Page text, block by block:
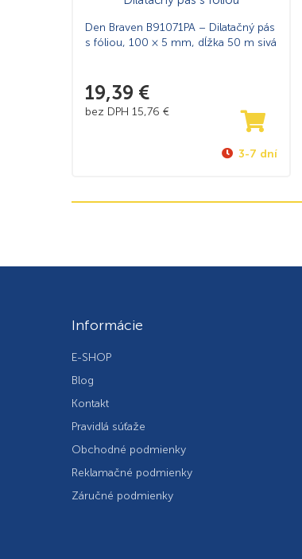
Den Braven B91071PA – Dilatačný pás
s fóliou, 100 × 5 mm, dĺžka 50 m sivá
19,39 €
bez DPH 15,76 €
3-7 dní
Informácie
E-SHOP
Blog
Kontakt
Pravidlá súťaže
Obchodné podmienky
Reklamačné podmienky
Záručné podmienky